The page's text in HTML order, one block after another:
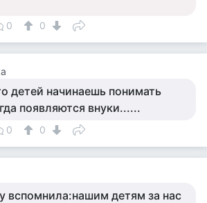
0 0
детей начинаешь понимать
появляются внуки......
0 0
вспомнила:нашим детям за нас